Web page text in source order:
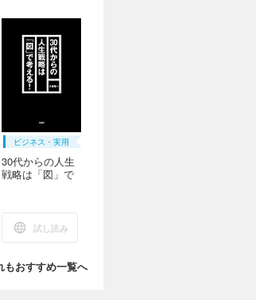
ビジネス・実用
30代からの人生
戦略は「図」で
試し読み
もおすすめ一覧へ